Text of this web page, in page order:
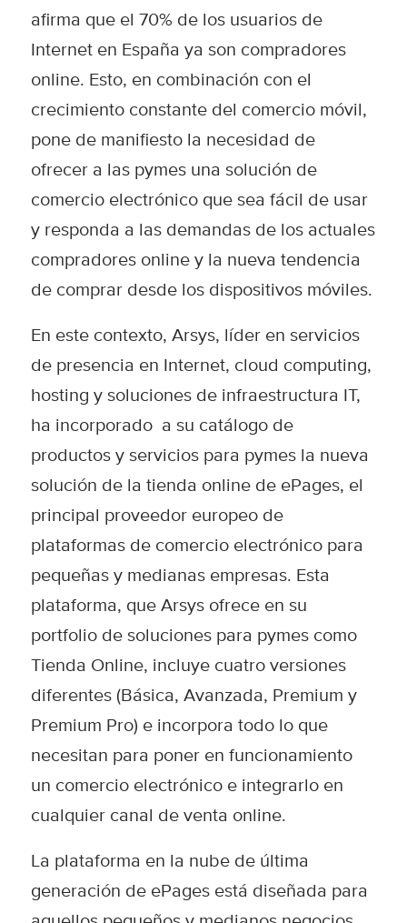
afirma que el 70% de los usuarios de
Internet en España ya son compradores
online. Esto, en combinación con el
crecimiento constante del comercio móvil,
pone de manifiesto la necesidad de
ofrecer a las pymes una solución de
comercio electrónico que sea fácil de usar
y responda a las demandas de los actuales
compradores online y la nueva tendencia
de comprar desde los dispositivos móviles.
En este contexto, Arsys, líder en servicios
de presencia en Internet, cloud computing,
hosting y soluciones de infraestructura IT,
ha incorporado a su catálogo de
productos y servicios para pymes la nueva
solución de la tienda online de ePages, el
principal proveedor europeo de
plataformas de comercio electrónico para
pequeñas y medianas empresas. Esta
plataforma, que Arsys ofrece en su
portfolio de soluciones para pymes como
Tienda Online, incluye cuatro versiones
diferentes (Básica, Avanzada, Premium y
Premium Pro) e incorpora todo lo que
necesitan para poner en funcionamiento
un comercio electrónico e integrarlo en
cualquier canal de venta online.
La plataforma en la nube de última
generación de ePages está diseñada para